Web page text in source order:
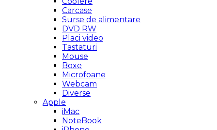
Carcase
Surse de alimentare
DVD RW
Placi video
Tastaturi
Mouse
Boxe
Microfoane
Webcam
Diverse
Apple
iMac
NoteBook